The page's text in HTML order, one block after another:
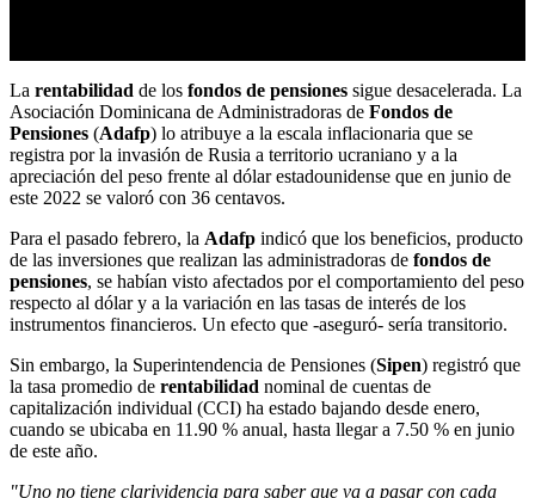
La rentabilidad de los fondos de pensiones sigue desacelerada. La
Asociación Dominicana de Administradoras de Fondos de
Pensiones (Adafp) lo atribuye a la escala inflacionaria que se
registra por la invasión de Rusia a territorio ucraniano y a la
apreciación del peso frente al dólar estadounidense que en junio de
este 2022 se valoró con 36 centavos.
Para el pasado febrero, la Adafp indicó que los beneficios, producto
de las inversiones que realizan las administradoras de fondos de
pensiones, se habían visto afectados por el comportamiento del peso
respecto al dólar y a la variación en las tasas de interés de los
instrumentos financieros. Un efecto que -aseguró- sería transitorio.
Sin embargo, la Superintendencia de Pensiones (Sipen) registró que
la tasa promedio de rentabilidad nominal de cuentas de
capitalización individual (CCI) ha estado bajando desde enero,
cuando se ubicaba en 11.90 % anual, hasta llegar a 7.50 % en junio
de este año.
"Uno no tiene clarividencia para saber que va a pasar con cada